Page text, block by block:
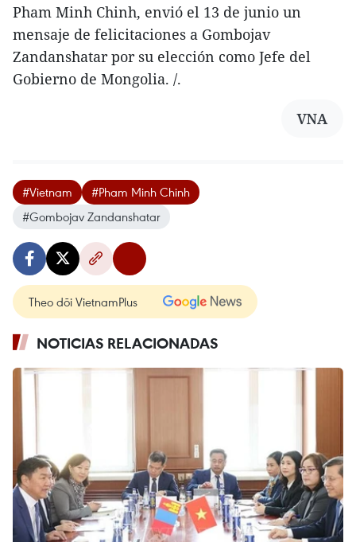
Pham Minh Chinh, envió el 13 de junio un
mensaje de felicitaciones a Gombojav
Zandanshatar por su elección como Jefe del
Gobierno de Mongolia. /.
VNA
#Vietnam
#Pham Minh Chinh
#Gombojav Zandanshatar
Theo dõi VietnamPlus
NOTICIAS RELACIONADAS